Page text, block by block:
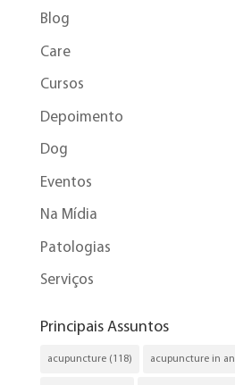
Blog
Care
Cursos
Depoimento
Dog
Eventos
Na Mídia
Patologias
Serviços
Principais Assuntos
acupuncture(118) acupuncture in